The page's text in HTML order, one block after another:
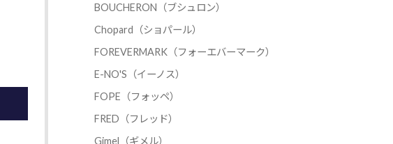
BOUCHERON（ブシュロン）
Chopard（ショパール）
FOREVERMARK（フォーエバーマーク）
E-NO'S（イーノス）
FOPE（フォッペ）
FRED（フレッド）
Gimel（ギメル）